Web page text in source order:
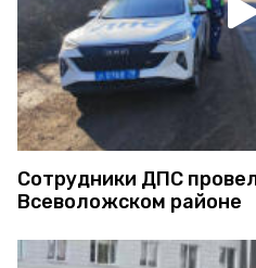
Сотрудники ДПС
Всеволожском районе